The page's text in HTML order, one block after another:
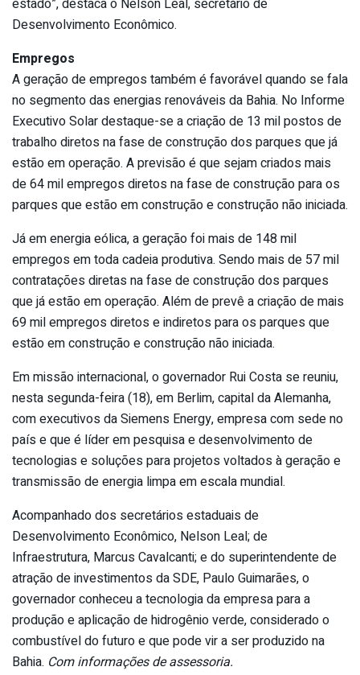
Desenvolvimento Econômico.
Empregos
A geração de empregos também é favorável quando se fala
no segmento das energias renováveis da Bahia. No Informe
Executivo Solar destaque-se a criação de 13 mil postos de
trabalho diretos na fase de construção dos parques que já
estão em operação. A previsão é que sejam criados mais
de 64 mil empregos diretos na fase de construção para os
parques que estão em construção e construção não iniciada.
Já em energia eólica, a geração foi mais de 148 mil
empregos em toda cadeia produtiva. Sendo mais de 57 mil
contratações diretas na fase de construção dos parques
que já estão em operação. Além de prevê a criação de mais
69 mil empregos diretos e indiretos para os parques que
estão em construção e construção não iniciada.
Em missão internacional, o governador Rui Costa se reuniu,
nesta segunda-feira (18), em Berlim, capital da Alemanha,
com executivos da Siemens Energy, empresa com sede no
país e que é líder em pesquisa e desenvolvimento de
tecnologias e soluções para projetos voltados à geração e
transmissão de energia limpa em escala mundial.
Acompanhado dos secretários estaduais de
Desenvolvimento Econômico, Nelson Leal; de
Infraestrutura, Marcus Cavalcanti; e do superintendente de
atração de investimentos da SDE, Paulo Guimarães, o
governador conheceu a tecnologia da empresa para a
produção e aplicação de hidrogênio verde, considerado o
combustível do futuro e que pode vir a ser produzido na
Bahia. Com informações de assessoria.